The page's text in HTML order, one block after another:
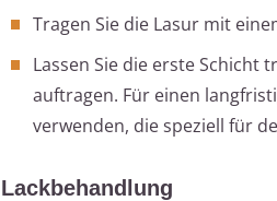
Tragen Sie die Lasur mit
Lassen Sie die erste Schicht
auftragen. Für einen
verwenden, die speziell für
Lackbehandlung